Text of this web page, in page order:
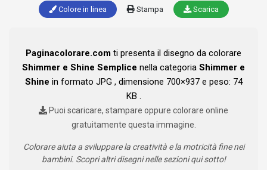
Colore in linea Stampa Scarica
Paginacolorare.com ti presenta il disegno da colorare
Shimmer e Shine Semplice nella categoria Shimmer e
Shine in formato JPG , dimensione 700×937 e peso: 74
KB .
Puoi scaricare, stampare oppure colorare online
gratuitamente questa immagine.
Colorare aiuta a sviluppare la creatività e la motricità fine nei
bambini. Scopri altri disegni nelle sezioni qui sotto!